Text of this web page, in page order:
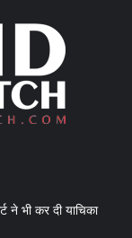
ने भी कर दी याचिका